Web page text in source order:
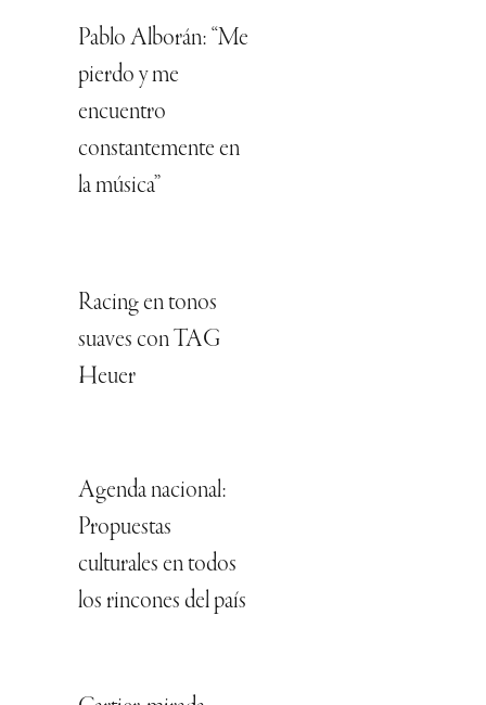
Pablo Alborán: “Me
pierdo y me
encuentro
constantemente en
la música”
Racing en tonos
suaves con TAG
Heuer
Agenda nacional:
Propuestas
culturales en todos
los rincones del país